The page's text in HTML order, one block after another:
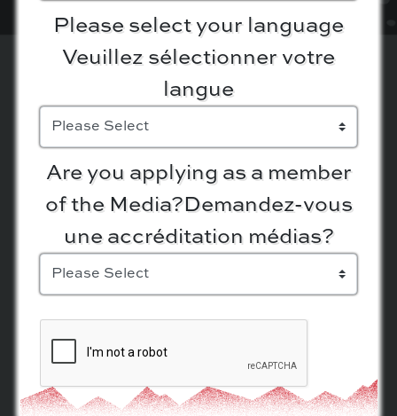
Please select your language
Veuillez sélectionner votre
langue
Are you applying as a member
of the Media?Demandez-vous
une accréditation médias?